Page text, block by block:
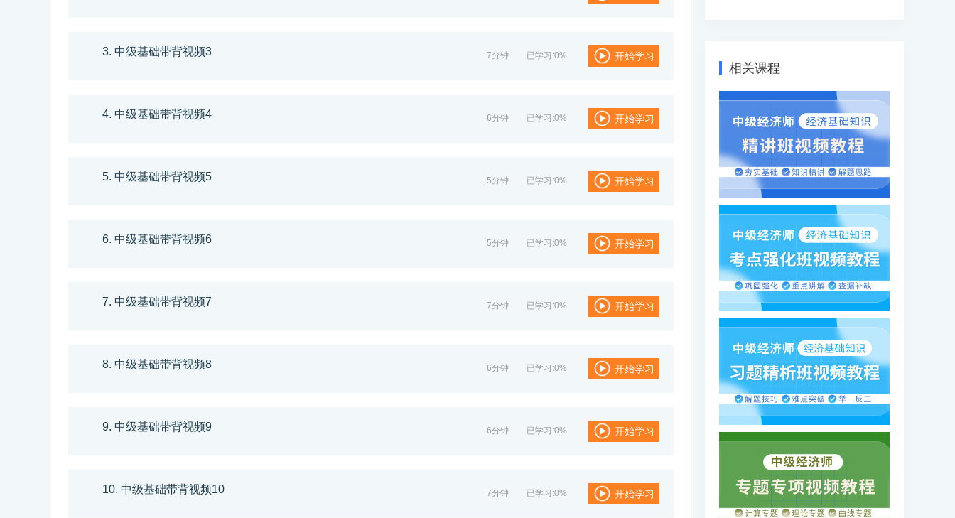
3. 中级基础带背视频3 开始学习
7分钟 已学习:0%
4. 中级基础带背视频4 开始学习
6分钟 已学习:0%
5. 中级基础带背视频5 开始学习
5分钟 已学习:0%
6. 中级基础带背视频6 开始学习
5分钟 已学习:0%
7. 中级基础带背视频7 开始学习
7分钟 已学习:0%
8. 中级基础带背视频8 开始学习
6分钟 已学习:0%
9. 中级基础带背视频9 开始学习
6分钟 已学习:0%
10. 中级基础带背视频10 开始学习
7分钟 已学习:0%
备，超出数量自动踢出最早登录的设备。
相关课程